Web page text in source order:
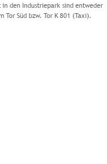
den Industriepark sind entweder
Süd bzw. Tor K 801 (Taxi).